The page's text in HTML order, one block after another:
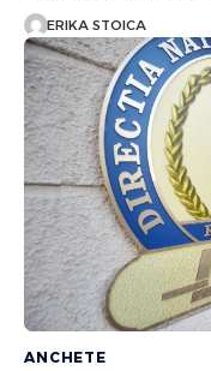
ERIKA STOICA
ANCHETE